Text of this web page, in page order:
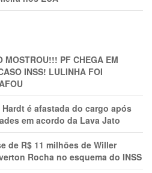
MOSTROU!!! PF CHEGA EM
INSS! LULINHA FOI
Hardt é afastada do cargo após
em acordo da Lava Jato
de R$ 11 milhões de Willer
Rocha no esquema do INSS